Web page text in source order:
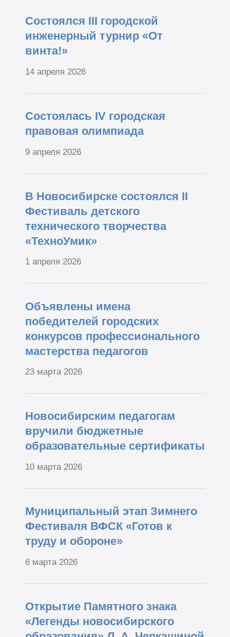
Состоялся III городской
инженерный турнир «От
винта!»
14 апреля 2026
Состоялась IV городская
правовая олимпиада
9 апреля 2026
В Новосибирске состоялся II
Фестиваль детского
технического творчества
«ТехноУмик»
1 апреля 2026
Объявлены имена
победителей городских
конкурсов профессионального
мастерства педагогов
23 марта 2026
Новосибирским педагогам
вручили бюджетные
образовательные сертификаты
10 марта 2026
Муниципальный этап Зимнего
Фестиваля ВФСК «Готов к
труду и обороне»
6 марта 2026
Открытие Памятного знака
«Легенды новосибирского